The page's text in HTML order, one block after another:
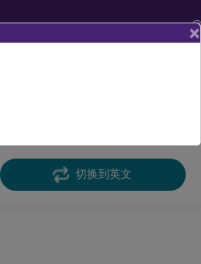
切换到英文
×